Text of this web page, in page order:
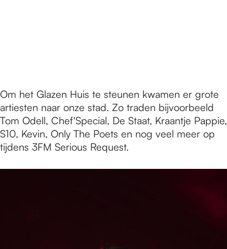
Om het Glazen Huis te steunen kwamen er grote
artiesten naar onze stad. Zo traden bijvoorbeeld
Tom Odell, Chef'Special, De Staat, Kraantje Pappie,
S10, Kevin, Only The Poets en nog veel meer op
tijdens 3FM Serious Request.